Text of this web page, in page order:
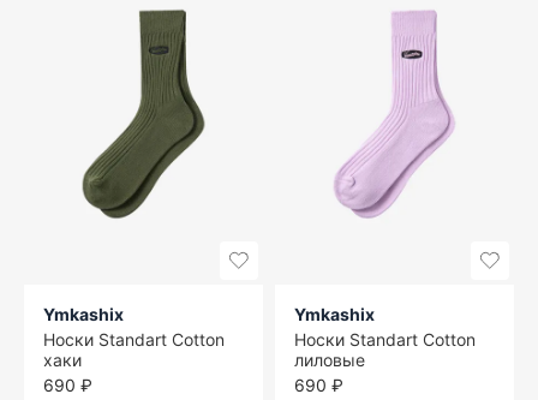
Ymkashix
Носки Standart Cotton
хаки
690 ₽
Ymkashix
Носки Standart Cotton
лиловые
690 ₽